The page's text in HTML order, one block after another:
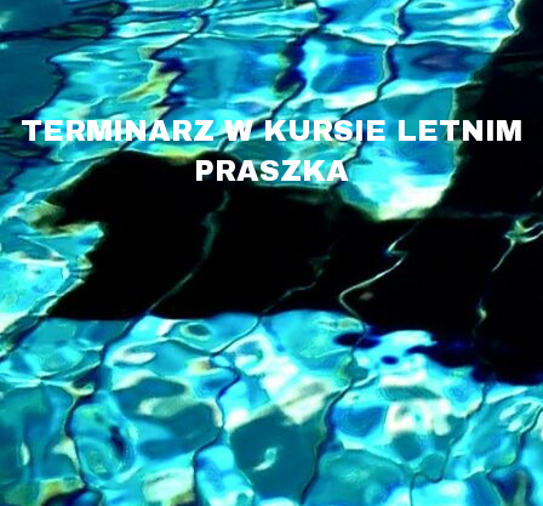
TERMINARZ W KURSIE LETNIM
PRASZKA